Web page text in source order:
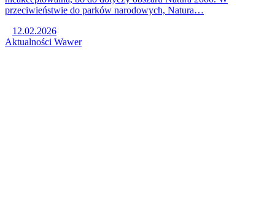
przeciwieństwie do parków narodowych, Natura…
12.02.2026
Aktualności Wawer